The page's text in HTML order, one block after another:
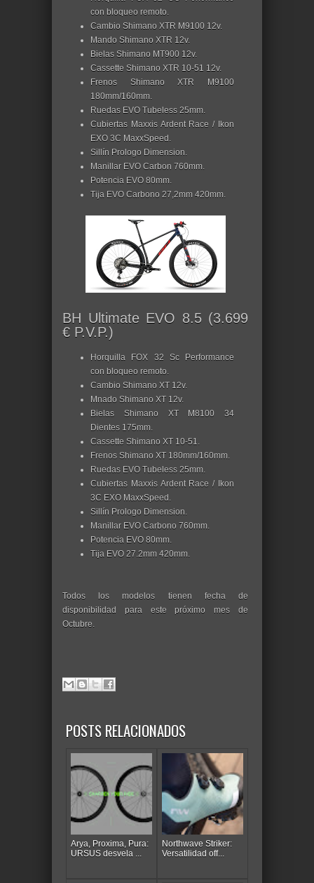
con bloqueo remoto.
Cambio Shimano XTR M9100 12v.
Mando Shimano XTR 12v.
Bielas Shimano MT900 12v.
Cassette Shimano XTR 10-51 12v.
Frenos Shimano XTR M9100
180mm/160mm.
Ruedas EVO Tubeless 25mm.
Cubiertas Maxxis Ardent Race / Ikon
EXO 3C MaxxSpeed.
Sillín Prologo Dimension.
Manillar EVO Carbon 760mm.
Potencia EVO 80mm.
Tija EVO Carbono 27,2mm 420mm.
BH Ultimate EVO 8.5 (3.699
€ P.V.P.)
Horquilla FOX 32 Sc Performance
con bloqueo remoto.
Cambio Shimano XT 12v.
Mnado Shimano XT 12v.
Bielas Shimano XT M8100 34
Dientes 175mm.
Cassette Shimano XT 10-51.
Frenos Shimano XT 180mm/160mm.
Ruedas EVO Tubeless 25mm.
Cubiertas Maxxis Ardent Race / Ikon
3C EXO MaxxSpeed.
Sillín Prologo Dimension.
Manillar EVO Carbono 760mm.
Potencia EVO 80mm.
Tija EVO 27.2mm 420mm.
Todos los modelos tienen fecha de
disponibilidad para este próximo mes de
Octubre.
POSTS RELACIONADOS
Arya, Proxima, Pura:
URSUS desvela ...
Northwave Striker:
Versatilidad off...